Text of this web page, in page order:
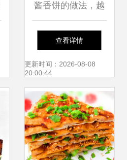
酱香饼的做法，越
嚼越香，做法非常
简单
查看详情
更新时间：2026-08-08
20:00:44